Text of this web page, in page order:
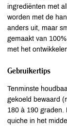
ingrediënten met
worden met de
anders uit, maar
gemaakt van
met het
Gebruikertips
Tenminste
gekoeld bewaard
180 à 190 graden.
quiche in het